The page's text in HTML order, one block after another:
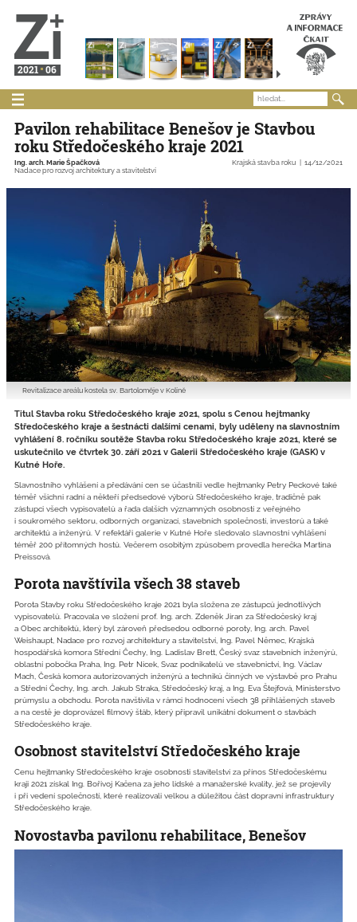
2021 06
Pavilon rehabilitace Benešov je Stavbou
roku Středočeského kraje 2021
Ing. arch. Marie Špačková
Nadace pro rozvoj architektury a stavitelství
14/12/2021
Krajská stavba roku
Revitalizace areálu kostela sv. Bartoloměje v Kolíně
Titul Stavba roku Středočeského kraje 2021, spolu s Cenou hejtmanky
Středočeského kraje a šestnácti dalšími cenami, byly uděleny na slavnostním
vyhlášení 8. ročníku soutěže Stavba roku Středočeského kraje 2021, které se
uskutečnilo ve čtvrtek 30. září 2021 v Galerii Středočeského kraje (GASK) v
Kutné Hoře.
Slavnostního vyhlášení a předávání cen se účastnili vedle hejtmanky Petry Peckové také
téměř všichni radní a někteří předsedové výborů Středočeského kraje, tradičně pak
zástupci všech vypisovatelů a řada dalších významných osobností z veřejného
i soukromého sektoru, odborných organizací, stavebních společností, investorů a také
architektů a inženýrů. V refektáři galerie v Kutné Hoře sledovalo slavnostní vyhlášení
téměř 200 přítomných hostů. Večerem osobitým způsobem provedla herečka Martina
Preissová.
Porota navštívila všech 38 staveb
Porota Stavby roku Středočeského kraje 2021 byla složena ze zástupců jednotlivých
vypisovatelů. Pracovala ve složení prof. Ing. arch. Zdeněk Jiran za Středočeský kraj
a Obec architektů, který byl zároveň předsedou odborné poroty, Ing. arch. Pavel
Weishaupt, Nadace pro rozvoj architektury a stavitelství, Ing. Pavel Němec, Krajská
hospodářská komora Střední Čechy, Ing. Ladislav Brett, Český svaz stavebních inženýrů,
oblastní pobočka Praha, Ing. Petr Nicek, Svaz podnikatelů ve stavebnictví, Ing. Václav
Mach, Česká komora autorizovaných inženýrů a techniků činných ve výstavbě pro Prahu
a Střední Čechy, Ing. arch. Jakub Straka, Středočeský kraj, a Ing. Eva Štejfová, Ministerstvo
průmyslu a obchodu. Porota navštívila v rámci hodnocení všech 38 přihlášených staveb
a na cestě je doprovázel filmový štáb, který připravil unikátní dokument o stavbách
Středočeského kraje.
Osobnost stavitelství Středočeského kraje
Cenu hejtmanky Středočeského kraje osobnosti stavitelství za přínos Středočeskému
kraji 2021 získal Ing. Bořivoj Kačena za jeho lidské a manažerské kvality, jež se projevily
i při vedení společností, které realizovali velkou a důležitou část dopravní infrastruktury
Středočeského kraje.
Novostavba pavilonu rehabilitace, Benešov